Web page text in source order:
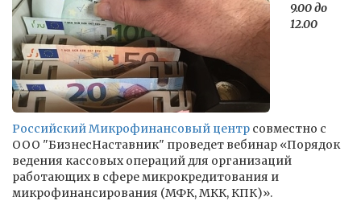
9.00 до
12.00
Российский Микрофинансовый центр совместно с
ООО "БизнесНаставник" проведет вебинар «Порядок
ведения кассовых операций для организаций
работающих в сфере микрокредитования и
микрофинансирования (МФК, МКК, КПК)».